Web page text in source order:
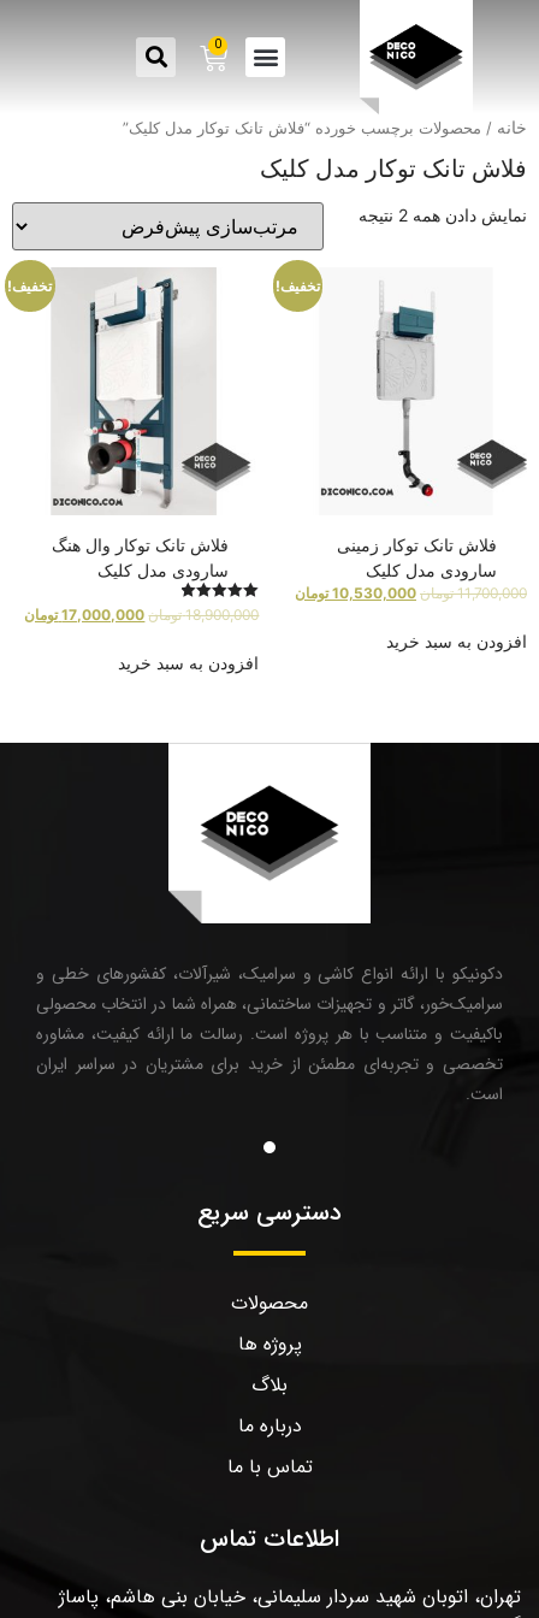
0
خانه / محصولات برچسب خورده “فلاش تانک توکار مدل کلیک”
فلاش تانک توکار مدل کلیک
نمایش دادن همه 2 نتیجه
تخفیف!
فلاش تانک توکار زمینی
سارودی مدل کلیک
11,700,000 تومان 10,530,000 تومان
افزودن به سبد خرید
تخفیف!
فلاش تانک توکار وال هنگ
سارودی مدل کلیک
امتیاز
18,900,000 تومان 17,000,000 تومان
افزودن به سبد خرید
دکونیکو با ارائه انواع کاشی و سرامیک، شیرآلات، کفشورهای خطی و
سرامیک‌خور، گاتر و تجهیزات ساختمانی، همراه شما در انتخاب محصولی
باکیفیت و متناسب با هر پروژه است. رسالت ما ارائه کیفیت، مشاوره
تخصصی و تجربه‌ای مطمئن از خرید برای مشتریان در سراسر ایران
است.
دسترسی سریع
محصولات
پروژه ها
بلاگ
درباره ما
تماس با ما
اطلاعات تماس
تهران، اتوبان شهید سردار سلیمانی، خیابان بنی هاشم، پاساژ